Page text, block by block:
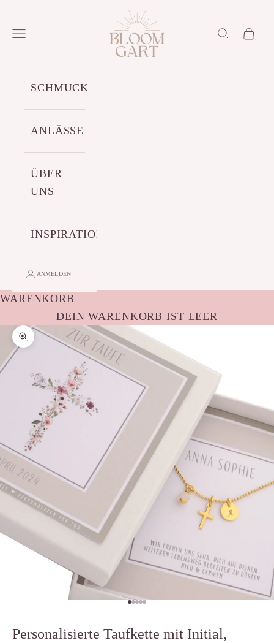
Bloomgart
Menü
Suchen
SCHMUCK
ANLÄSSE
ÜBER
UNS
INSPIRATIONEN
ANMELDEN
WARENKORB
DEIN WARENKORB IST LEER
Bild vergrößern
Gehe zu Element 1
Gehe zu Element 2
Gehe zu Element 3
Gehe zu Element 4
Gehe zu Element 5
Personalisierte Taufkette mit Initial,